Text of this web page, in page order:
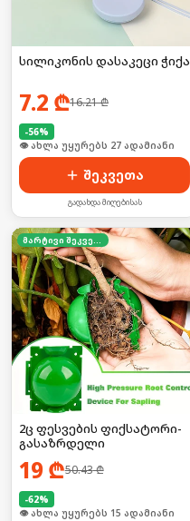
სილიკონის დასაკეცი ჭიქა
7.2 ₾16.21₾
-56%
🛒 ბოლო 24სთ-ში იყიდა 41-მა
შეკვეთა
გადახდა მიღებისას
მარტივი შეკვეთა
2ც ფესვების ფიქსატორი-
გასაზრდელი
19 ₾50.43₾
-62%
🛒 ბოლო 24სთ-ში იყიდა 23-მა